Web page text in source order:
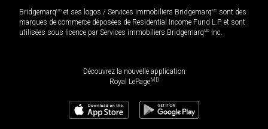
BridgemarqMD et ses logos / Services immobiliers BridgemarqMD sont des
marques de commerce déposées de Residential Income Fund L.P. et sont
utilisées sous licence par Services immobiliers BridgemarqMD Inc.
Découvrez la nouvelle application
Royal LePageMD